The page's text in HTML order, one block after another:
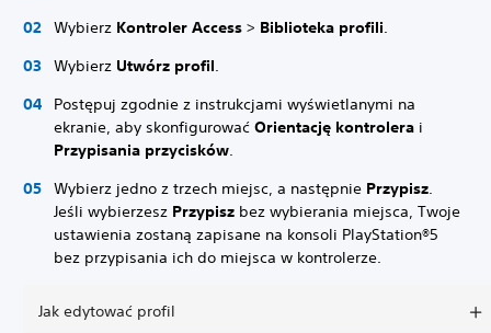
Wybierz Kontroler Access > Biblioteka profili.
Wybierz Utwórz profil.
Postępuj zgodnie z instrukcjami wyświetlanymi na
ekranie, aby skonfigurować Orientację kontrolera i
Przypisania przycisków.
Wybierz jedno z trzech miejsc, a następnie Przypisz.
Jeśli wybierzesz Przypisz bez wybierania miejsca, Twoje
ustawienia zostaną zapisane na konsoli PlayStation®5
bez przypisania ich do miejsca w kontrolerze.
Jak edytować profil